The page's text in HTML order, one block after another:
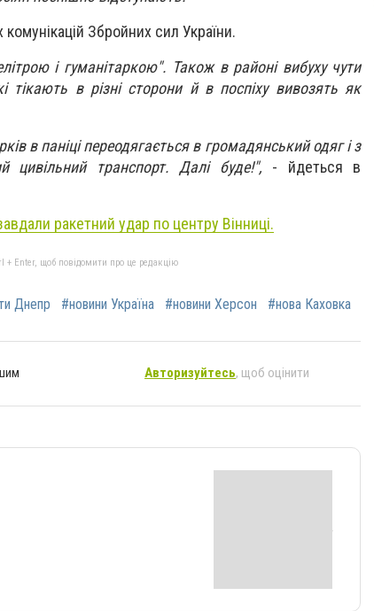
Збройних сил України.
і гуманітаркою". Також в районі вибуху чути
в різні сторони й в поспіху вивозять як
в паніці переодягається в громадянський одяг і з
транспорт. Далі буде!", - йдеться в
ракетний удар по центру Вінниці.
+ Enter, щоб повідомити про це редакцію
Днепр #новини Україна #новини Херсон #нова Каховка
Авторизуйтесь, щоб оцінити